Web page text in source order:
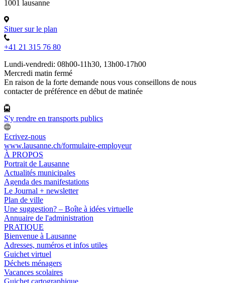
1001 lausanne
Situer sur le plan
+41 21 315 76 80
Lundi-vendredi: 08h00-11h30, 13h00-17h00
Mercredi matin fermé
En raison de la forte demande nous vous conseillons de nous
contacter de préférence en début de matinée
S'y rendre en transports publics
Ecrivez-nous
www.lausanne.ch/formulaire-employeur
À PROPOS
Portrait de Lausanne
Actualités municipales
Agenda des manifestations
Le Journal + newsletter
Plan de ville
Une suggestion? – Boîte à idées virtuelle
Annuaire de l'administration
PRATIQUE
Bienvenue à Lausanne
Adresses, numéros et infos utiles
Guichet virtuel
Déchets ménagers
Vacances scolaires
Guichet cartographique